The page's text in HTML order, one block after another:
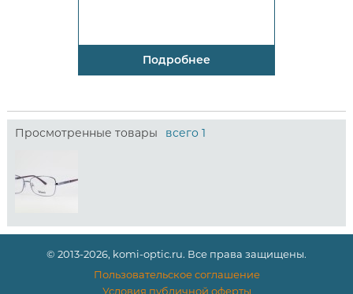
Подробнее
Просмотренные товары всего 1
© 2013-2026, komi-optic.ru. Все права защищены.
Пользовательское соглашение
Условия публичной оферты